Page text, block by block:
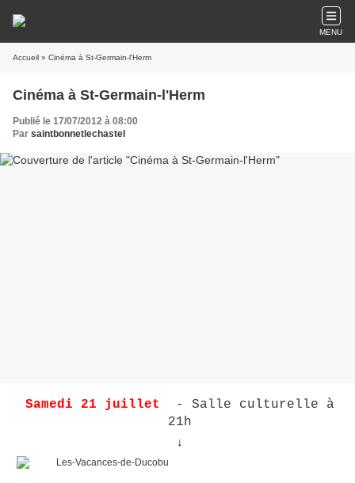
MENU
Accueil » Cinéma à St-Germain-l'Herm
Cinéma à St-Germain-l'Herm
Publié le 17/07/2012 à 08:00
Par saintbonnetlechastel
Samedi 21 juillet
- Salle culturelle à
21h
↓